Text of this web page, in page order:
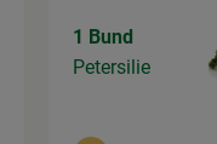
1 Bund
Petersilie